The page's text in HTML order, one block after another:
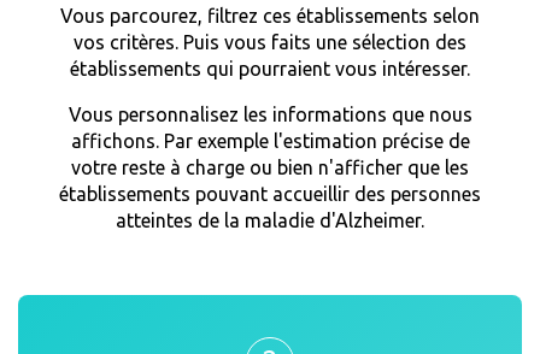
Vous parcourez, filtrez ces établissements selon
vos critères. Puis vous faits une sélection des
établissements qui pourraient vous intéresser.
Vous personnalisez les informations que nous
affichons. Par exemple l'estimation précise de
votre reste à charge ou bien n'afficher que les
établissements pouvant accueillir des personnes
atteintes de la maladie d'Alzheimer.